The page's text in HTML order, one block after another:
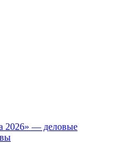
2026» — деловые